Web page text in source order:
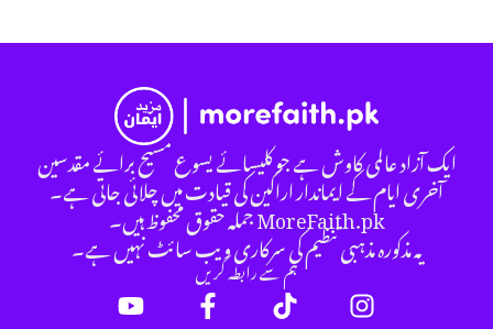
ایک آزاد عالمی کاوش ہے جو کلیسائے یسوع مسیح برائے مقدسین
آخری ایام کے ایماندار اراکین کی قیادت میں چلائی جاتی ہے۔
MoreFaith.pk جملہ حقوق محفوظ ہیں۔
یہ مذکورہ مذہبی تنظیم کی سرکاری ویب سائٹ نہیں ہے۔
ہم سے رابطہ کریں